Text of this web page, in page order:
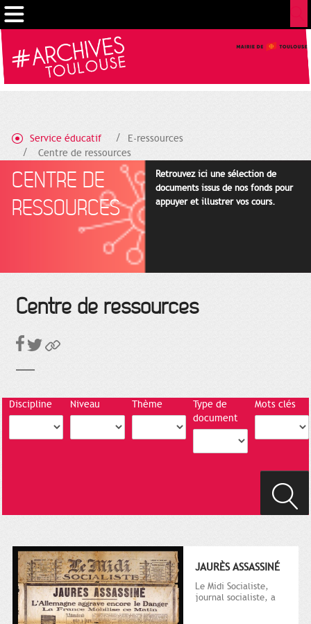
Service éducatif
E-ressources
Centre de ressources
CENTRE DE
RESSOURCES
Retrouvez ici une sélection de
documents issus de nos fonds pour
appuyer et illustrer vos cours.
Centre de ressources
Discipline Niveau Thème
Type de
document
Mots clés
JAURÈS ASSASSINÉ
Le Midi Socialiste,
journal socialiste, a
Gestion de vos préférences sur les cookies